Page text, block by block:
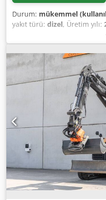
Durum: mükemmel
yakıt türü: dizel, Üretim yılı:
= Ek Seçenekler ve
Kabin Djdpfx Aezrd
– Üretim Yılı 2012 – 1.060
paletli yükleyici, üretim yılı
sadece 1.060 çalışma
hem de görsel olarak iyi
alanları için uygundur ve
Özellikler: * Üretim Yılı:
* İyi teknik ve görsel durum
fazla bilgi için veya bir
lütfen bizimle iletişime
2012 Boş Ağırlık: 5.800 kg
Ağırlık: 7.340 kg Teknik
iyi Seri Numarası:
için Gerrit Haverhoek ile